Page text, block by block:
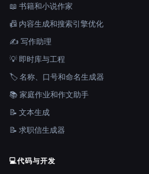
📖 书籍和小说作家
📠 内容生成和搜索引擎优化
✍️ 写作助理
💡 即时库与工程
🏷️ 名称、口号和命名生成器
📚 家庭作业和作文助手
📝 文本生成
📝 求职信生成器
💻代码与开发